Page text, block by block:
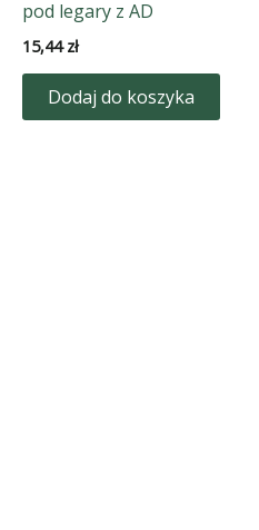
pod legary z AD
15,44zł
Dodaj do koszyka